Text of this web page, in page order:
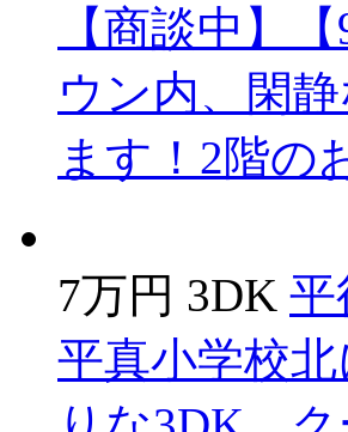
【商談中】
ウン内、閑
ます！2階の
7万円 3DK 平
平真小学校